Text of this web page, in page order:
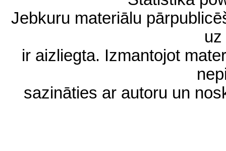
Jebkuru materiālu
ir aizliegta. Izmantojot
sazināties ar autoru un